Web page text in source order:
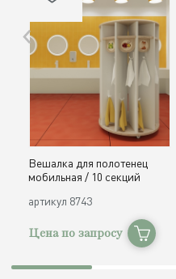
Вешалка для полотенец
мобильная / 10 секций
артикул 8743
Цена по запросу